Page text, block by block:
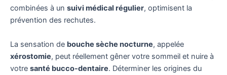
combinées à un suivi médical régulier, optimisent la
prévention des rechutes.
La sensation de bouche sèche nocturne, appelée
xérostomie, peut réellement gêner votre sommeil et nuire à
votre santé bucco-dentaire. Déterminer les origines du